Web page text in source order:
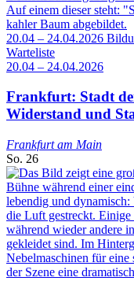
20.04 – 24.04.2026
Warteliste
20.04 – 24.04.2026
Frankfurt: Stadt
Widerstand und
Frankfurt am Main
So. 26